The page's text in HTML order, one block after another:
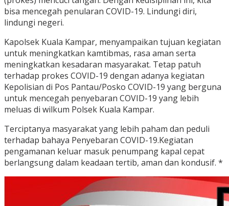
bisa mencegah penularan COVID-19. Lindungi diri,
lindungi negeri.
Kapolsek Kuala Kampar, menyampaikan tujuan kegiatan
untuk meningkatkan kamtibmas, rasa aman serta
meningkatkan kesadaran masyarakat. Tetap patuh
terhadap prokes COVID-19 dengan adanya kegiatan
Kepolisian di Pos Pantau/Posko COVID-19 yang berguna
untuk mencegah penyebaran COVID-19 yang lebih
meluas di wilkum Polsek Kuala Kampar.
Terciptanya masyarakat yang lebih paham dan peduli
terhadap bahaya Penyebaran COVID-19.Kegiatan
pengamanan keluar masuk penumpang kapal cepat
berlangsung dalam keadaan tertib, aman dan kondusif. *